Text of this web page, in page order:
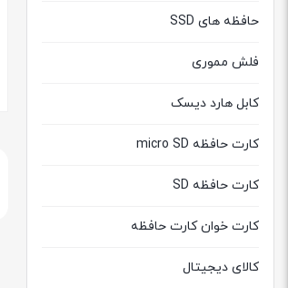
حافظه های SSD
فلش مموری
کابل هارد دیسک
کارت حافظه micro SD
کارت حافظه SD
کارت خوان کارت حافظه
کالای دیجیتال